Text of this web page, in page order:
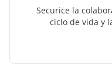
Securice la
ciclo de vida y